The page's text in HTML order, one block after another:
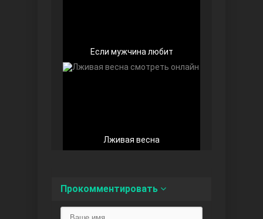
Семья
Если мужчина любит
Лживая весна
Прокомментировать